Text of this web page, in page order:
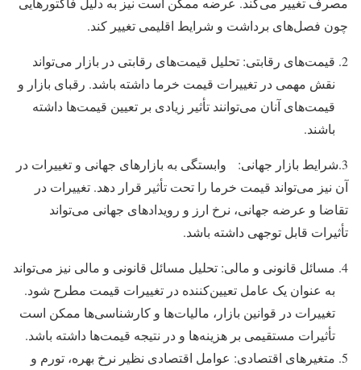
چون فصل‌های برداشت و شرایط اقلیمی تغییر کند.
قیمت‌های رقابتی: تحلیل قیمت‌های رقابتی در بازار می‌تواند
نقش مهمی در تغییرات قیمت خرما داشته باشد. رقبای بازار و
قیمت‌های آنان می‌توانند تأثیر زیادی بر تعیین قیمت‌ها داشته
باشند.
3.شرایط بازار جهانی: وابستگی به بازارهای جهانی و تغییرات در
آن نیز می‌تواند قیمت خرما را تحت تأثیر قرار دهد. تغییرات در
تقاضا و عرضه جهانی، نرخ ارز و رویدادهای جهانی می‌تواند
تأثیرات قابل توجهی داشته باشد.
مسائل قانونی و مالی: تحلیل مسائل قانونی و مالی نیز می‌تواند
به عنوان یک عامل تعیین‌کننده در تغییرات قیمت مطرح شود.
تغییرات در قوانین بازار، مالیات‌ها و کارشناسی‌ها ممکن است
تأثیرات مستقیمی بر هزینه‌ها و در نتیجه قیمت‌ها داشته باشد.
متغیرهای اقتصادی: عوامل اقتصادی نظیر نرخ بهره، تورم و